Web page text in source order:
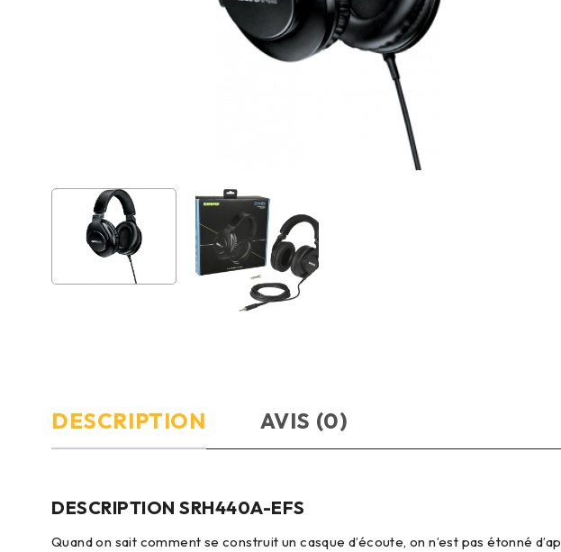
DESCRIPTION AVIS (0)
DESCRIPTION SRH440A-EFS
Quand on sait comment se construit un casque d’écoute, on n’est pas étonné